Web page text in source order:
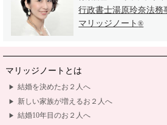
行政書士湯原玲奈法務
マリッジノート®
マリッジノートとは
結婚を決めたお２人へ
新しい家族が増えるお２人へ
結婚10年目のお２人へ